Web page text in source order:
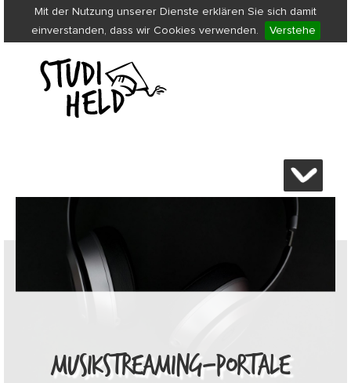
Mit der Nutzung unserer Dienste erklären Sie sich damit
einverstanden, dass wir Cookies verwenden.
Verstehe
MUSIKSTREAMING-PORTALE